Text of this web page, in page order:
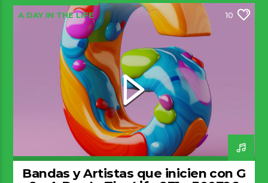
A DAY IN THE LIFE 10
Bandas y Artistas que inicien con G